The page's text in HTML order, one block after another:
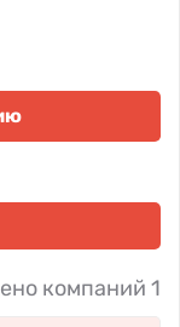
компаний 1